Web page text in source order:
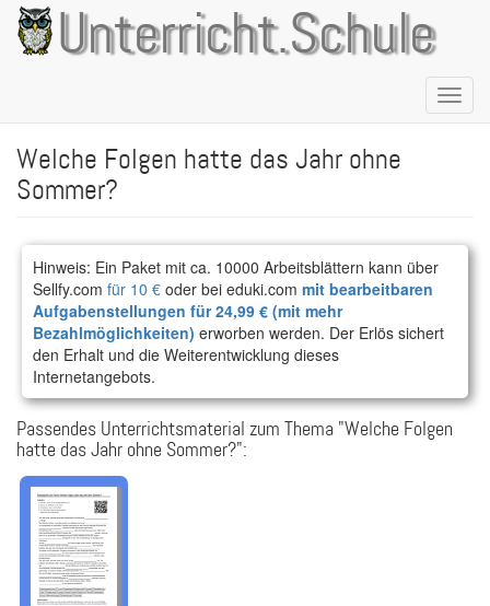
Direkt
zum
Inhalt
Unterricht.Schule
Welche Folgen hatte das Jahr ohne
Sommer?
Hinweis: Ein Paket mit ca. 10000 Arbeitsblättern kann über
Sellfy.com für 10 € oder bei eduki.com mit bearbeitbaren
Aufgabenstellungen für 24,99 € (mit mehr
Bezahlmöglichkeiten) erworben werden. Der Erlös sichert
den Erhalt und die Weiterentwicklung dieses
Internetangebots.
Passendes Unterrichtsmaterial zum Thema "Welche Folgen
hatte das Jahr ohne Sommer?":